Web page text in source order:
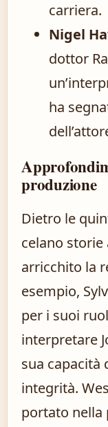
carriera.
Nigel
dottor
ha
produzione
Dietro le
celano
arricchito la
esempio,
per i suoi
interpretare
sua capacità
integrità.
portato nella